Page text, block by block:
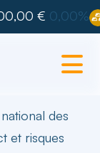
€ 0,00%
des
et risques